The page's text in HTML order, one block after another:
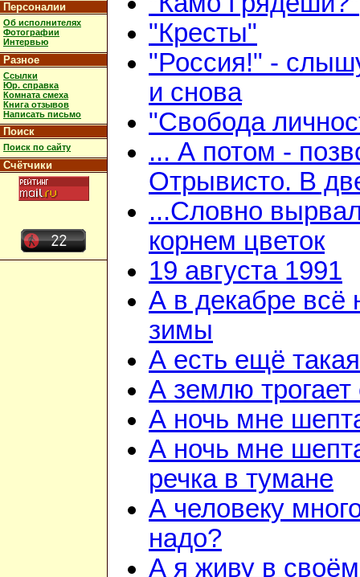
Персоналии
Об исполнителях
Фотографии
Интервью
Разное
Ссылки
Юр. справка
Комната смеха
Книга отзывов
Написать письмо
Поиск
Поиск по сайту
Счётчики
"Кресты"
"Россия!" -
и снова
"Свобода
... А потом -
Отрывисто. В
...Словно
корнем цветок
19 августа 1991
А в декабре всё
зимы
А есть ещё
А землю трогает
А ночь мне
А ночь мне
речка в тумане
А человеку
надо?
А я живу в своём